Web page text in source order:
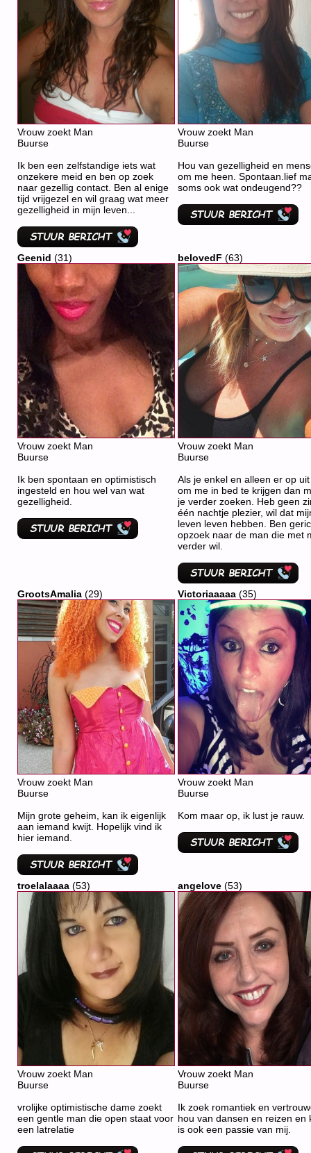
Vrouw zoekt Man
Buurse
Ik ben een zelfstandige iets wat
onzekere meid en ben op zoek
naar gezellig contact. Ben al enige
tijd vrijgezel en wil graag wat meer
gezelligheid in mijn leven...
Vrouw zoekt Man
Buurse
Hou van gezelligheid en
om me heen. Spontaan.lief
soms ook wat ondeugend??
Geenid (31)
Vrouw zoekt Man
Buurse
Ik ben spontaan en optimistisch
ingesteld en hou wel van wat
gezelligheid.
belovedF (63)
Vrouw zoekt Man
Buurse
Als je enkel en alleen er op
om me in bed te krijgen dan
je verder zoeken. Heb geen
één nachtje plezier, wil dat
leven leven hebben. Ben
opzoek naar de man die met
verder wil.
GrootsAmalia (29)
Vrouw zoekt Man
Buurse
Mijn grote geheim, kan ik eigenlijk
aan iemand kwijt. Hopelijk vind ik
hier iemand.
Victoriaaaaa (35)
Vrouw zoekt Man
Buurse
Kom maar op, ik lust je rauw.
troelalaaaa (53)
Vrouw zoekt Man
Buurse
vrolijke optimistische dame zoekt
een gentle man die open staat voor
een latrelatie
angelove (53)
Vrouw zoekt Man
Buurse
Ik zoek romantiek en
hou van dansen en reizen en
is ook een passie van mij.